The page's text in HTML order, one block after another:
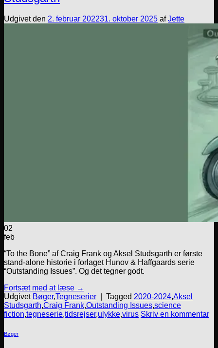
Udgivet den 2. februar 202231. oktober 2025 afJette
02
feb
“To the Bone” af Craig Frank og Aksel Studsgarth er første
stand-alone historie i forlaget Hunov & Haffgaards serie
“Outstanding Issues”. Og det tegner godt.
Fortsæt med at læse →
Udgivet Bøger,Tegneserier Tagged 2020-2024,Aksel
Studsgarth,Craig Frank,Outstanding Issues,science
fiction,tegneserie,tidsrejser,ulykke,virus Skriv en kommentar
Bøger